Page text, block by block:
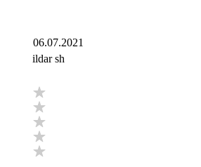
06.07.2021
ildar sh